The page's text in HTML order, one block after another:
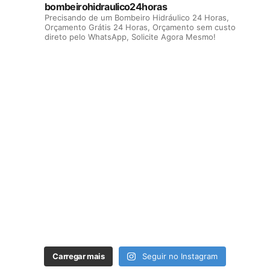
bombeirohidraulico24horas
Precisando de um Bombeiro Hidráulico 24 Horas,
Orçamento Grátis 24 Horas, Orçamento sem custo
direto pelo WhatsApp, Solicite Agora Mesmo!
Carregar mais Seguir no Instagram